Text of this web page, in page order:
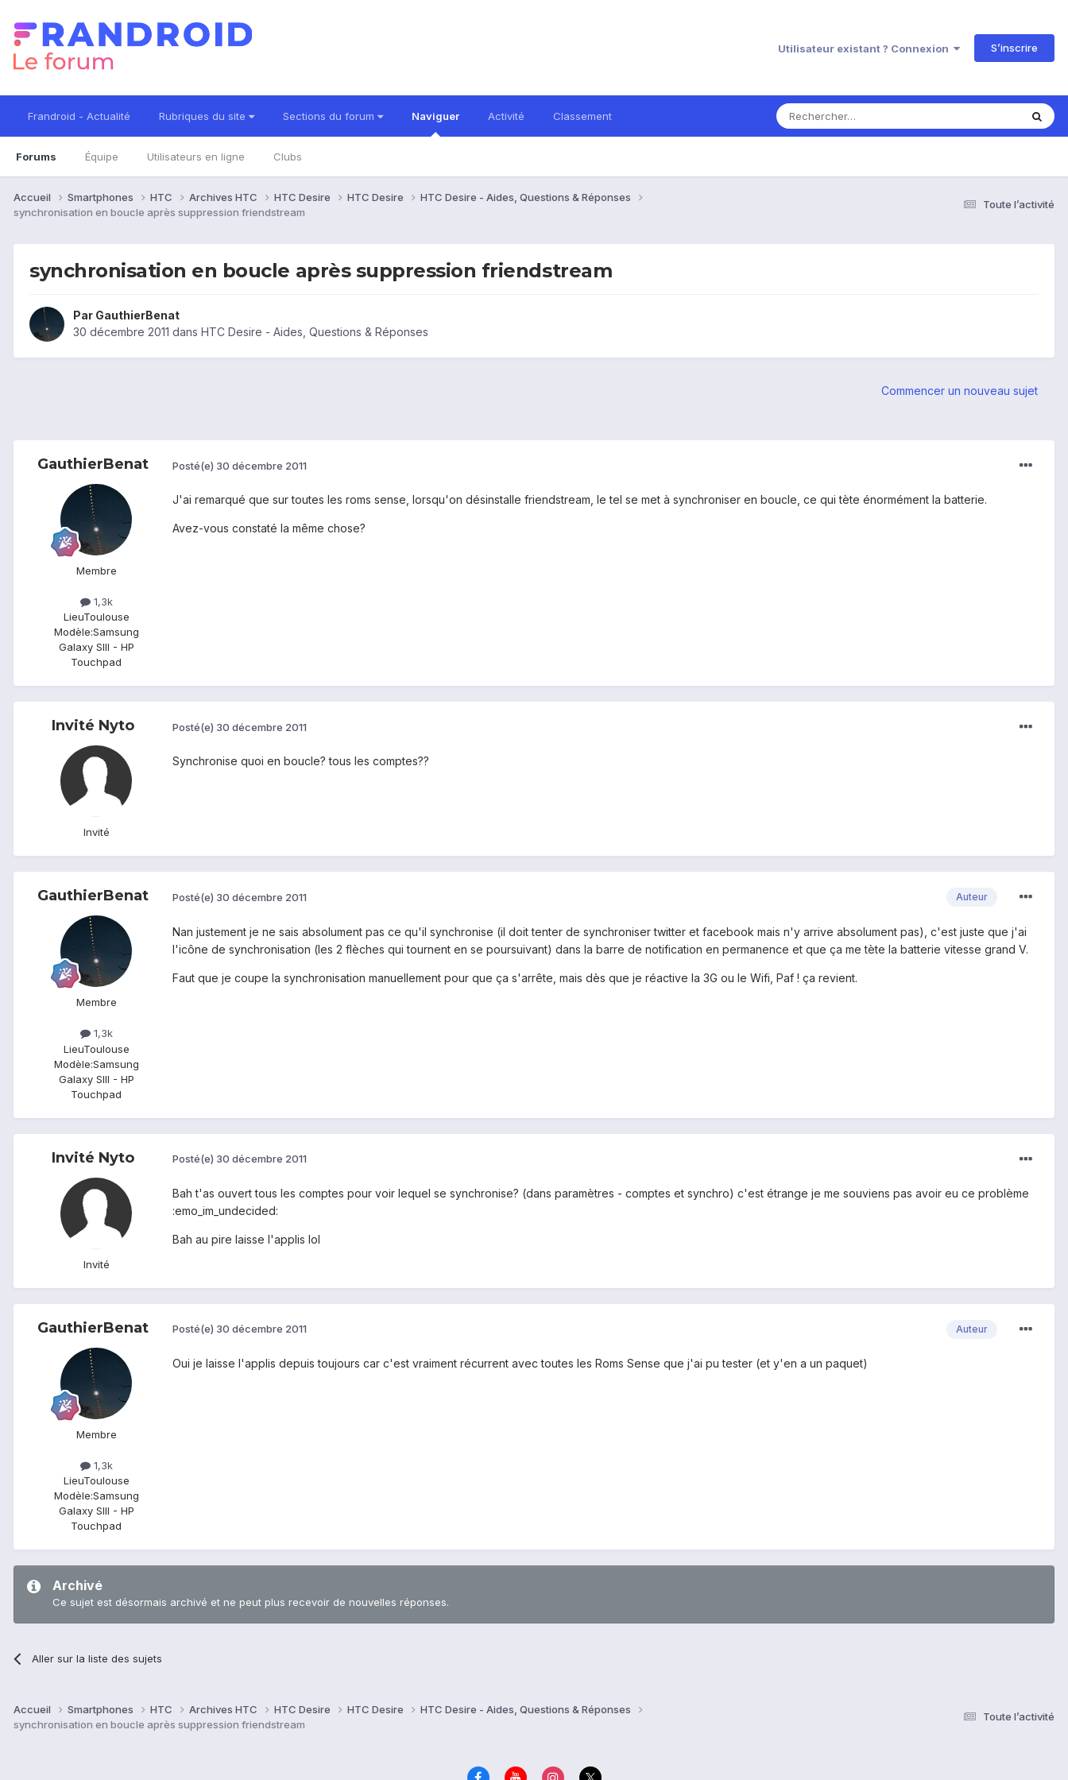
Utilisateur existant ? Connexion S’inscrire
Frandroid - Actualité Rubriques du site Sections du forum Naviguer
Forums Équipe Utilisateurs en ligne Clubs
Activité Classement
Toute l’activité
Accueil Smartphones HTC Archives HTC HTC Desire HTC Desire
HTC Desire - Aides, Questions & Réponses
synchronisation en boucle après suppression friendstream
synchronisation en boucle après suppression friendstream
Par GauthierBenat
30 décembre 2011 dans HTC Desire - Aides, Questions & Réponses
Commencer un nouveau sujet
GauthierBenat
Membre
1,3k
LieuToulouse
Modèle:Samsung
Galaxy SIII - HP
Touchpad
Posté(e) 30 décembre 2011
J'ai remarqué que sur toutes les roms sense, lorsqu'on désinstalle friendstream, le tel se met à synchroniser en boucle, ce qui tète énormément la batterie.
Avez-vous constaté la même chose?
Invité Nyto
Invité
Posté(e) 30 décembre 2011
Synchronise quoi en boucle? tous les comptes??
GauthierBenat
Membre
1,3k
LieuToulouse
Modèle:Samsung
Galaxy SIII - HP
Touchpad
Auteur
Posté(e) 30 décembre 2011
Nan justement je ne sais absolument pas ce qu'il synchronise (il doit tenter de synchroniser twitter et facebook mais n'y arrive absolument pas), c'est juste que j'ai
l'icône de synchronisation (les 2 flèches qui tournent en se poursuivant) dans la barre de notification en permanence et que ça me tète la batterie vitesse grand V.
Faut que je coupe la synchronisation manuellement pour que ça s'arrête, mais dès que je réactive la 3G ou le Wifi, Paf ! ça revient.
Invité Nyto
Invité
Posté(e) 30 décembre 2011
Bah t'as ouvert tous les comptes pour voir lequel se synchronise? (dans paramètres - comptes et synchro) c'est étrange je me souviens pas avoir eu ce problème
:emo_im_undecided:
Bah au pire laisse l'applis lol
GauthierBenat
Membre
1,3k
LieuToulouse
Modèle:Samsung
Galaxy SIII - HP
Touchpad
Auteur
Posté(e) 30 décembre 2011
Oui je laisse l'applis depuis toujours car c'est vraiment récurrent avec toutes les Roms Sense que j'ai pu tester (et y'en a un paquet)
Archivé
Ce sujet est désormais archivé et ne peut plus recevoir de nouvelles réponses.
Aller sur la liste des sujets
Toute l’activité
Accueil Smartphones HTC Archives HTC HTC Desire HTC Desire
HTC Desire - Aides, Questions & Réponses
synchronisation en boucle après suppression friendstream